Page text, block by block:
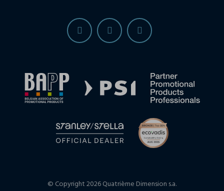
© Copyright 2026 Quatrième Dimension s.a.